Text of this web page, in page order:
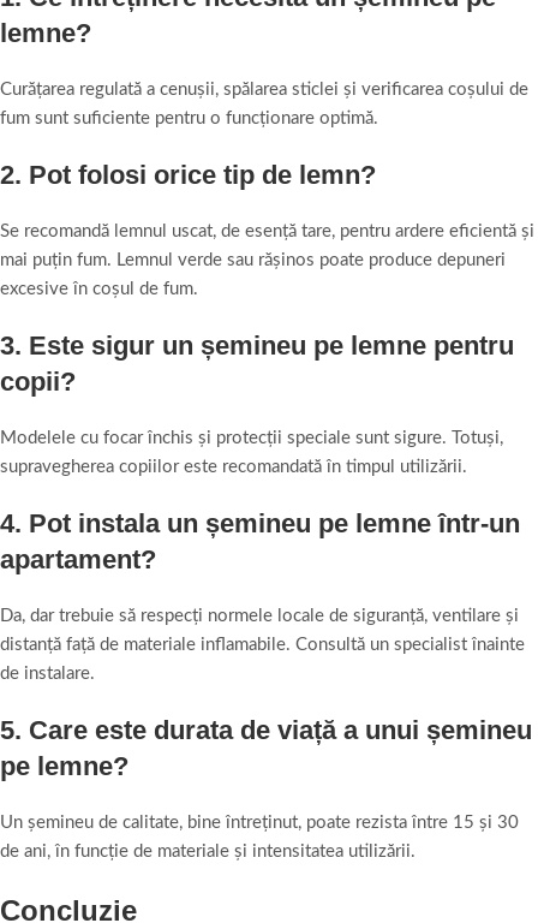
lemne?
Curățarea regulată a cenușii, spălarea sticlei și verificarea coșului de
fum sunt suficiente pentru o funcționare optimă.
2. Pot folosi orice tip de lemn?
Se recomandă lemnul uscat, de esență tare, pentru ardere eficientă și
mai puțin fum. Lemnul verde sau rășinos poate produce depuneri
excesive în coșul de fum.
3. Este sigur un șemineu pe lemne pentru
copii?
Modelele cu focar închis și protecții speciale sunt sigure. Totuși,
supravegherea copiilor este recomandată în timpul utilizării.
4. Pot instala un șemineu pe lemne într-un
apartament?
Da, dar trebuie să respecți normele locale de siguranță, ventilare și
distanță față de materiale inflamabile. Consultă un specialist înainte
de instalare.
5. Care este durata de viață a unui șemineu
pe lemne?
Un șemineu de calitate, bine întreținut, poate rezista între 15 și 30
de ani, în funcție de materiale și intensitatea utilizării.
Concluzie